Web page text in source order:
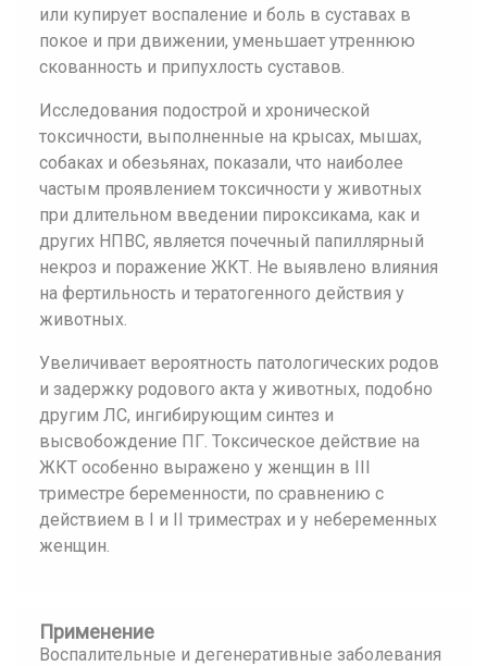
или купирует воспаление и боль в суставах в
покое и при движении, уменьшает утреннюю
скованность и припухлость суставов.
Исследования подострой и хронической
токсичности, выполненные на крысах, мышах,
собаках и обезьянах, показали, что наиболее
частым проявлением токсичности у животных
при длительном введении пироксикама, как и
других НПВС, является почечный папиллярный
некроз и поражение ЖКТ. Не выявлено влияния
на фертильность и тератогенного действия у
животных.
Увеличивает вероятность патологических родов
и задержку родового акта у животных, подобно
другим ЛС, ингибирующим синтез и
высвобождение ПГ. Токсическое действие на
ЖКТ особенно выражено у женщин в III
триместре беременности, по сравнению с
действием в I и II триместрах и у небеременных
женщин.
Применение
Воспалительные и дегенеративные заболевания